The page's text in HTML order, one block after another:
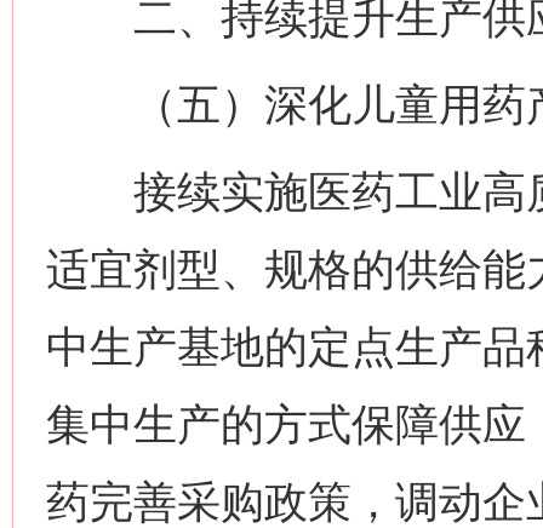
二、持续提升生产供
（五）深化儿童用药
接续实施医药工业高
适宜剂型、规格的供给
中生产基地的定点生产
集中生产的方式保障供
药完善采购政策，调动